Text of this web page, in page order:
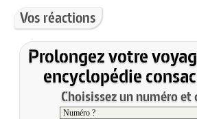
Vos réactions
Prolongez votre
encyclopédie
Choisissez un numéro